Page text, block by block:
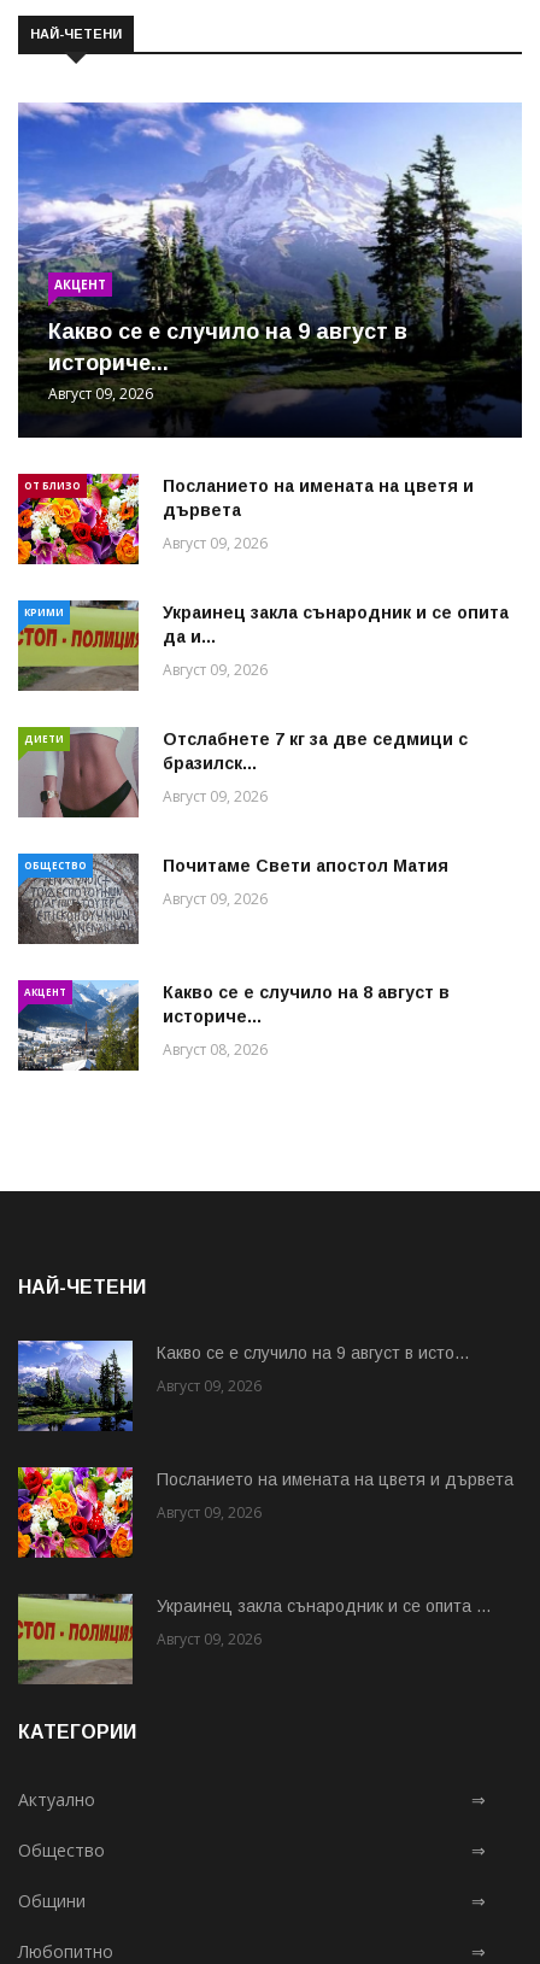
НАЙ-ЧЕТЕНИ
АКЦЕНТ
Какво се е случило на 9 август в
историче...
Август 09, 2026
ОТ БЛИЗО
Посланието на имената на цветя и
дървета
Август 09, 2026
КРИМИ
Украинец закла сънародник и се опита
да и...
Август 09, 2026
ДИЕТИ
Отслабнете 7 кг за две седмици с
бразилск...
Август 09, 2026
ОБЩЕСТВО Почитаме Свети апостол Матия
Август 09, 2026
АКЦЕНТ
Какво се е случило на 8 август в
историче...
Август 08, 2026
НАЙ-ЧЕТЕНИ
Какво се е случило на 9 август в исто...
Август 09, 2026
Посланието на имената на цветя и дървета
Август 09, 2026
Украинец закла сънародник и се опита ...
Август 09, 2026
КАТЕГОРИИ
Актуално ⇒
Общество ⇒
Общини ⇒
Любопитно ⇒